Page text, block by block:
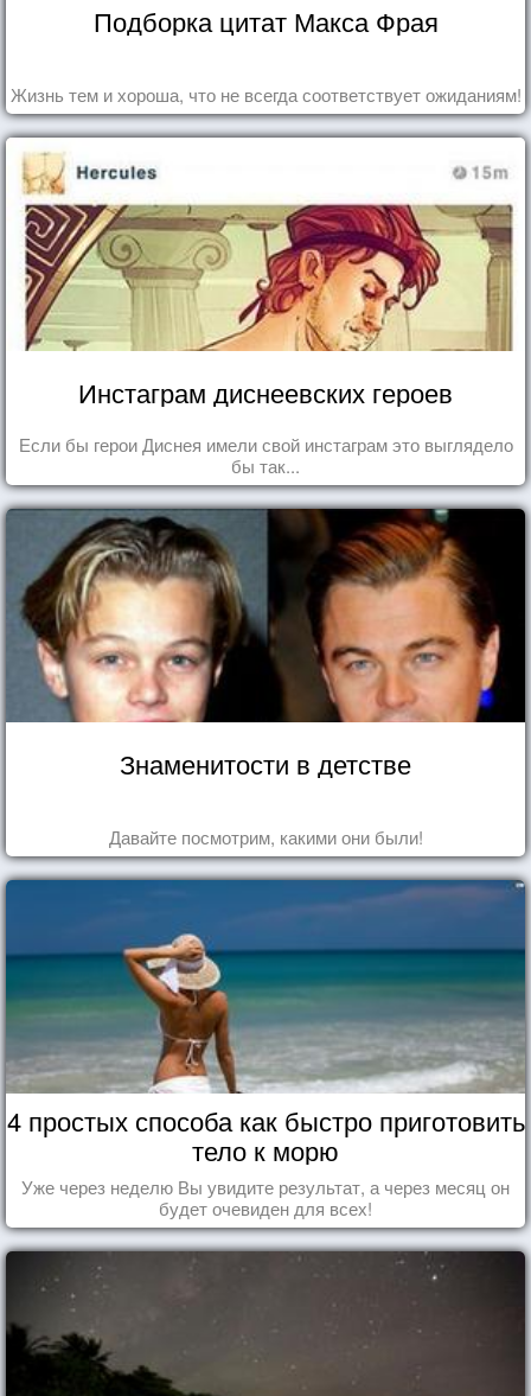
Подборка цитат Макса Фрая
Жизнь тем и хороша, что не всегда соответствует ожиданиям!
Инстаграм диснеевских героев
Если бы герои Диснея имели свой инстаграм это выглядело
бы так...
Знаменитости в детстве
Давайте посмотрим, какими они были!
4 простых способа как быстро приготовить
тело к морю
Уже через неделю Вы увидите результат, а через месяц он
будет очевиден для всех!